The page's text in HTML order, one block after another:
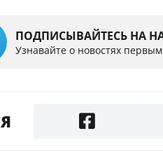
ПОДПИСЫВАЙТЕСЬ НА
Узнавайте о новостях